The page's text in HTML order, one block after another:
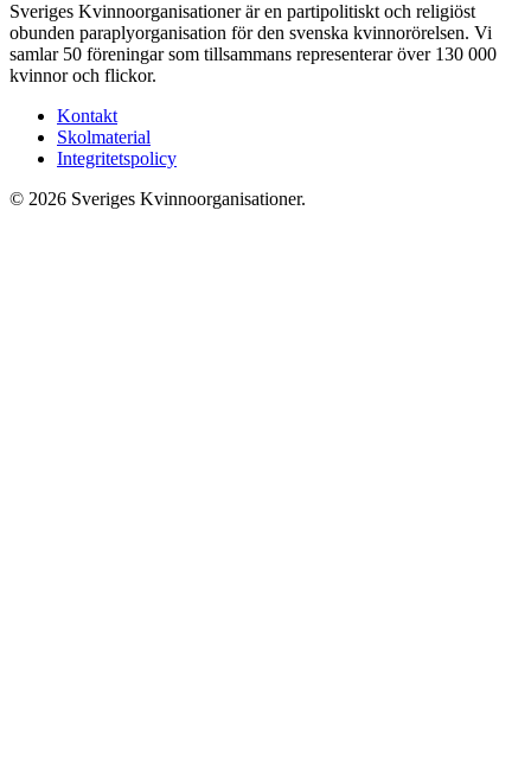
Sveriges Kvinnoorganisationer är en partipolitiskt och religiöst
obunden paraplyorganisation för den svenska kvinnorörelsen. Vi
samlar 50 föreningar som tillsammans representerar över 130 000
kvinnor och flickor.
Kontakt
Skolmaterial
Integritetspolicy
© 2026 Sveriges Kvinnoorganisationer.